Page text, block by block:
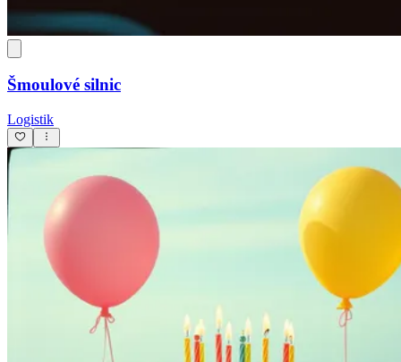
Šmoulové silnic
Logistik